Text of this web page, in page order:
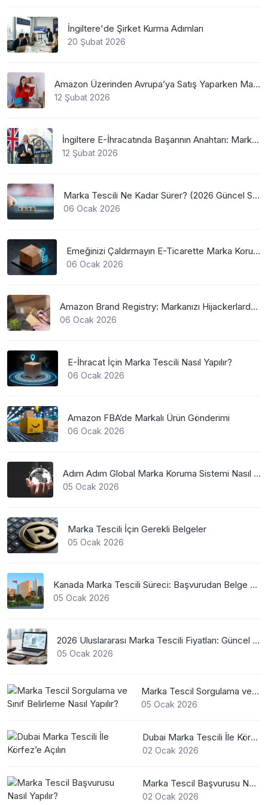
İngiltere'de Şirket Kurma Adımları
20 Şubat 2026
Amazon Üzerinden Avrupa’ya Satış Yaparken Marka Tescilinin Önemi
12 Şubat 2026
İngiltere E-İhracatında Başarının Anahtarı: Marka Tescili
12 Şubat 2026
Marka Tescili Ne Kadar Sürer? (2026 Güncel Süreler)
06 Ocak 2026
Emeğinizi Çaldırmayın E-Ticarette Marka Koruma
06 Ocak 2026
Amazon Brand Registry: Markanızı Hijackerlardan Koruyun
06 Ocak 2026
E-İhracat İçin Marka Tescili Nasıl Yapılır?
06 Ocak 2026
Amazon FBA’de Markalı Ürün Gönderimi
06 Ocak 2026
Adım Adım Global Marka Koruma Sistemi Nasıl Çalışır?
05 Ocak 2026
Marka Tescili İçin Gerekli Belgeler
05 Ocak 2026
Kanada Marka Tescili Süreci: Başvurudan Belge Alımına Kadar Her Şey
05 Ocak 2026
2026 Uluslararası Marka Tescili Fiyatları: Güncel WIPO Ücretleri
05 Ocak 2026
Marka Tescil Sorgulama ve Sınıf Belirleme Nasıl Yapılır?
05 Ocak 2026
Dubai Marka Tescili İle Körfez’e Açılın
02 Ocak 2026
Marka Tescil Başvurusu Nasıl Yapılır?
02 Ocak 2026